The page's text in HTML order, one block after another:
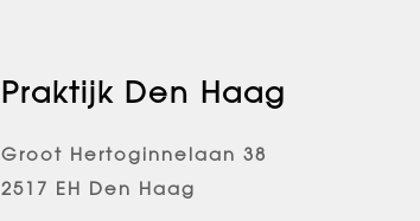
Praktijk Den Haag
Groot Hertoginnelaan 38
2517 EH Den Haag